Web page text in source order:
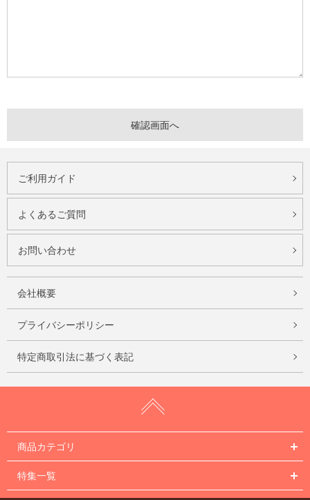
ご利用ガイド
よくあるご質問
お問い合わせ
会社概要
プライバシーポリシー
特定商取引法に基づく表記
商品カテゴリ
特集一覧